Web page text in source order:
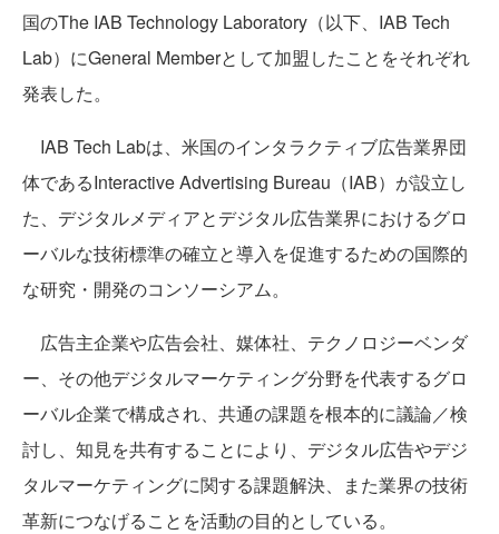
国のThe IAB Technology Laboratory（以下、IAB Tech
Lab）にGeneral Memberとして加盟したことをそれぞれ
発表した。
IAB Tech Labは、米国のインタラクティブ広告業界団
体であるInteractive Advertising Bureau（IAB）が設立し
た、デジタルメディアとデジタル広告業界におけるグロ
ーバルな技術標準の確立と導入を促進するための国際的
な研究・開発のコンソーシアム。
広告主企業や広告会社、媒体社、テクノロジーベンダ
ー、その他デジタルマーケティング分野を代表するグロ
ーバル企業で構成され、共通の課題を根本的に議論／検
討し、知見を共有することにより、デジタル広告やデジ
タルマーケティングに関する課題解決、また業界の技術
革新につなげることを活動の目的としている。